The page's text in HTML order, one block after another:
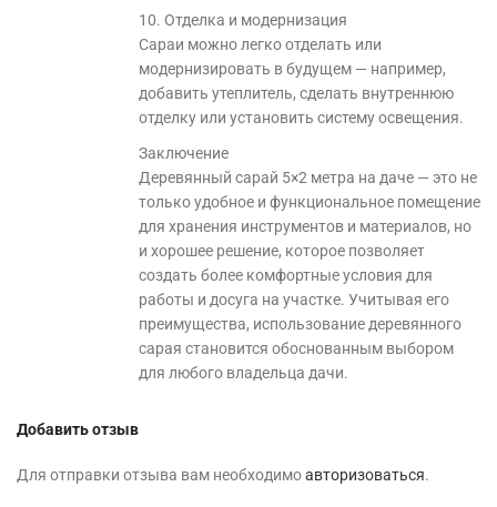
10. Отделка и модернизация
Сараи можно легко отделать или
модернизировать в будущем — например,
добавить утеплитель, сделать внутреннюю
отделку или установить систему освещения.
Заключение
Деревянный сарай 5×2 метра на даче — это не
только удобное и функциональное помещение
для хранения инструментов и материалов, но
и хорошее решение, которое позволяет
создать более комфортные условия для
работы и досуга на участке. Учитывая его
преимущества, использование деревянного
сарая становится обоснованным выбором
для любого владельца дачи.
Добавить отзыв
Для отправки отзыва вам необходимоавторизоваться.